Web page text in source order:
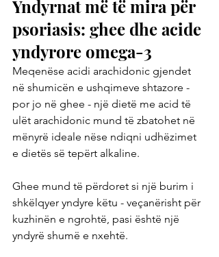
Yndyrnat më të mira për
psoriasis: ghee dhe acide
yndyrore omega-3
Meqenëse acidi arachidonic gjendet
në shumicën e ushqimeve shtazore -
por jo në ghee - një dietë me acid të
ulët arachidonic mund të zbatohet në
mënyrë ideale nëse ndiqni udhëzimet
e dietës së tepërt alkaline.
Ghee mund të përdoret si një burim i
shkëlqyer yndyre këtu - veçanërisht për
kuzhinën e ngrohtë, pasi është një
yndyrë shumë e nxehtë.